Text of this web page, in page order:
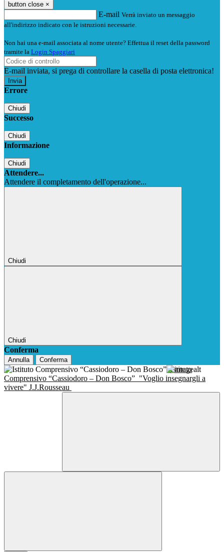
button close ×
E-mail Verrà inviato un messaggio
all'indirizzo indicato con le istruzioni necessarie.
Non hai una e-mail associata al nome utente? Effettua il reset della password
tramite la Login Spaggiari
E-mail inviata, si prega di controllare la casella di posta elettronica!
Errore
Chiudi
Successo
Chiudi
Informazione
Chiudi
Attendere...
Attendere il completamento dell'operazione...
Chiudi
Chiudi
Conferma
Annulla Conferma
Istituto
Comprensivo “Cassiodoro – Don Bosco” "Voglio insegnargli a
vivere" J.J.Rousseau